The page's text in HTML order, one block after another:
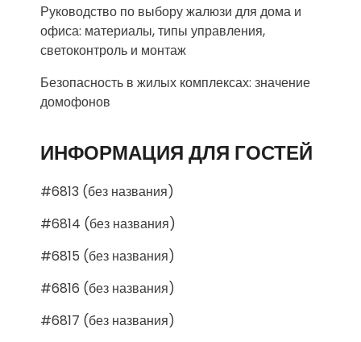
Руководство по выбору жалюзи для дома и
офиса: материалы, типы управления,
светоконтроль и монтаж
Безопасность в жилых комплексах: значение
домофонов
ИНФОРМАЦИЯ ДЛЯ ГОСТЕЙ
#6813 (без названия)
#6814 (без названия)
#6815 (без названия)
#6816 (без названия)
#6817 (без названия)